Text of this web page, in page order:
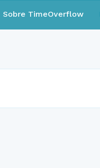
Sobre TimeOverflow